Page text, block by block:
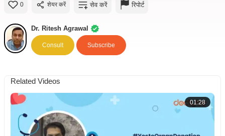
0 शेयर करें सेव करें रिपोर्ट
Dr. Ritesh Agrawal
Consult Subscribe
Related Videos
01:28